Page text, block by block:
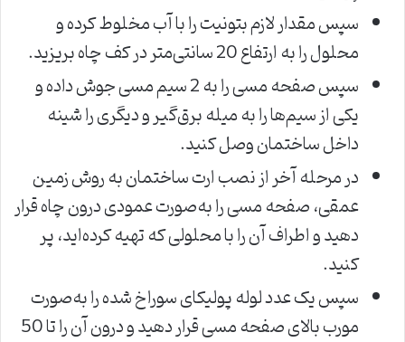
سپس مقدار لازم بتونیت را با آب مخلوط کرده و
محلول را به ارتفاع 20 سانتی‌متر در کف چاه بریزید.
سپس صفحه مسی را به 2 سیم مسی جوش داده و
یکی از سیم‌ها را به میله برق‌گیر و دیگری را شینه
داخل ساختمان وصل کنید.
در مرحله آخر از نصب ارت ساختمان به روش زمین
عمقی، صفحه مسی را به‌صورت عمودی درون چاه قرار
دهید و اطراف آن را با محلولی که تهیه کرده‌اید، پر
کنید.
سپس یک عدد لوله پولیکای سوراخ شده را به‌صورت
مورب بالای صفحه مسی قرار دهید و درون آن را تا 50